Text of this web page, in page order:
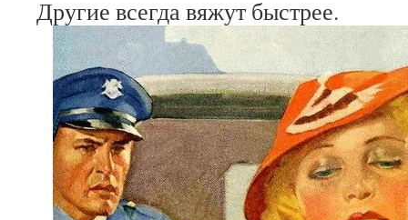
Другие всегда вяжут быстрее.